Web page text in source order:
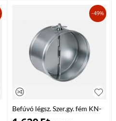
-49%
Befúvó légsz. Szer.gy. fém KN-
RM-200